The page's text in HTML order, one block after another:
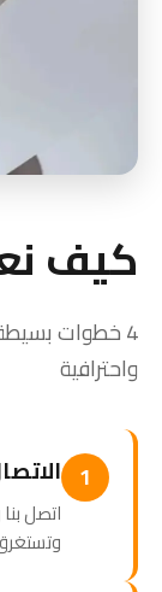
كيف
4 خطوات
واحترافية
1
اتصل